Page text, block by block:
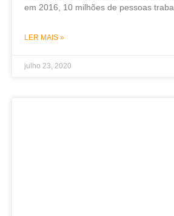
em 2016, 10 milhões de pessoas
LER MAIS »
julho 23, 2020